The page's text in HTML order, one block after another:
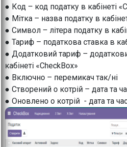
● Код – код податку в кабінеті
● Мітка – назва податку в
● Символ – літера податку в
● Тариф – податкова ставка в
● Додатковий тариф –
кабінеті «CheckBox»
● Включно – перемикач так/ні
● Створений о котрій – дата та
● Оновлено о котрій - дата та